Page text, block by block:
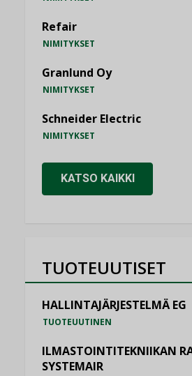
Refair
NIMITYKSET
Granlund Oy
NIMITYKSET
Schneider Electric
NIMITYKSET
KATSO KAIKKI
TUOTEUUTISET
HALLINTAJÄRJESTELMÄ EG
TUOTEUUTINEN
ILMASTOINTITEKNIIKAN
SYSTEMAIR